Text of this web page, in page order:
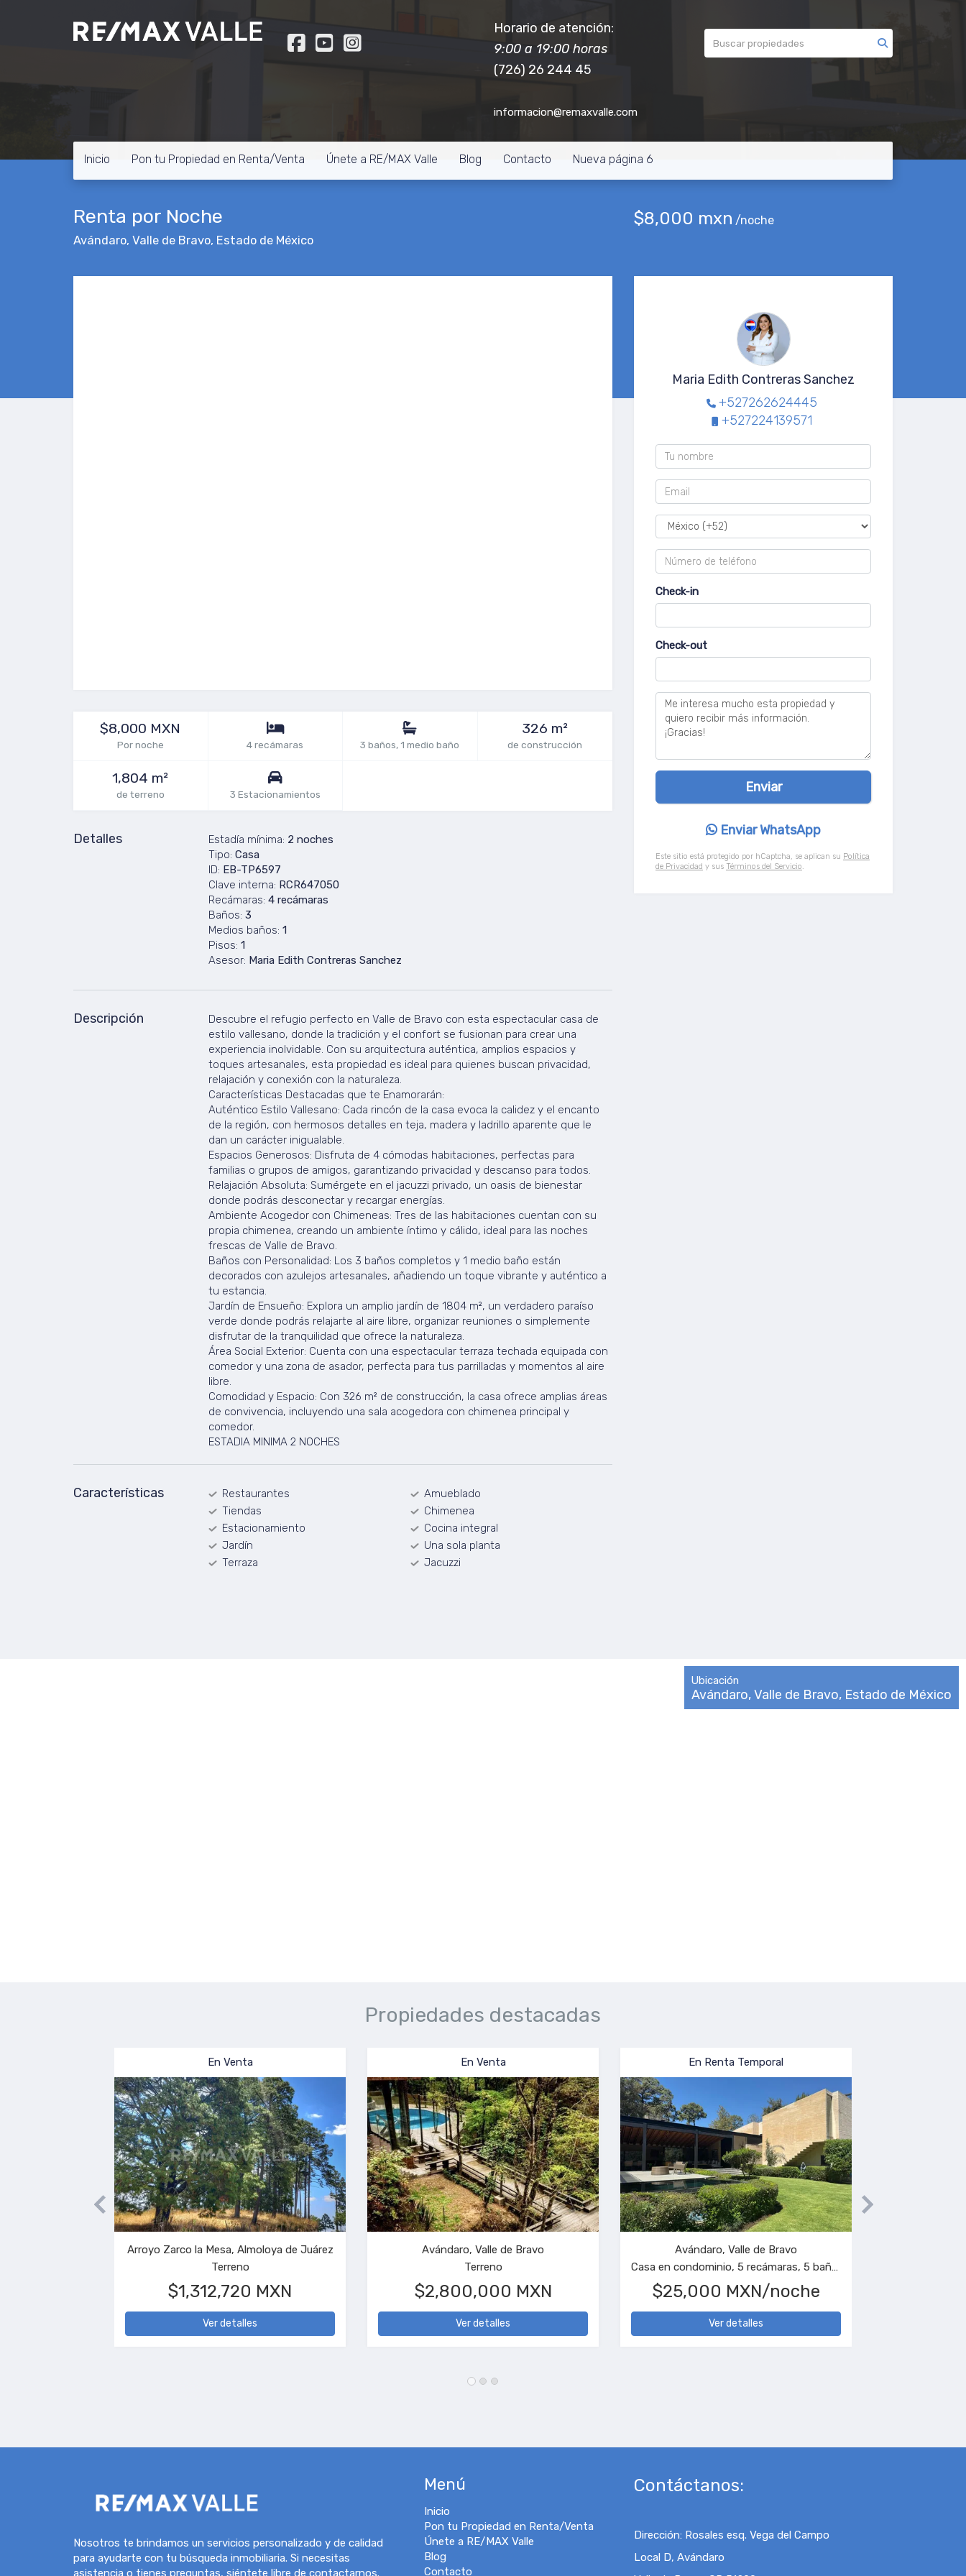
Horario de atención:
9:00 a 19:00 horas
(726) 26 244 45
informacion@remaxvalle.com
Inicio Pon tu Propiedad en Renta/Venta Únete a RE/MAX Valle Blog Contacto Nueva página 6
Renta por Noche
Avándaro, Valle de Bravo, Estado de México
$8,000 mxn /noche
$8,000 MXN
Por noche 4 recámaras 3 baños, 1 medio baño
326 m²
de construcción
1,804 m²
de terreno 3 Estacionamientos
Detalles Estadía mínima: 2 noches
Tipo: Casa
ID: EB-TP6597
Clave interna: RCR647050
Recámaras: 4 recámaras
Baños: 3
Medios baños: 1
Pisos: 1
Asesor: Maria Edith Contreras Sanchez
Descripción
Descubre el refugio perfecto en Valle de Bravo con esta espectacular casa de
estilo vallesano, donde la tradición y el confort se fusionan para crear una
experiencia inolvidable. Con su arquitectura auténtica, amplios espacios y
toques artesanales, esta propiedad es ideal para quienes buscan privacidad,
relajación y conexión con la naturaleza.
Características Destacadas que te Enamorarán:
Auténtico Estilo Vallesano: Cada rincón de la casa evoca la calidez y el encanto
de la región, con hermosos detalles en teja, madera y ladrillo aparente que le
dan un carácter inigualable.
Espacios Generosos: Disfruta de 4 cómodas habitaciones, perfectas para
familias o grupos de amigos, garantizando privacidad y descanso para todos.
Relajación Absoluta: Sumérgete en el jacuzzi privado, un oasis de bienestar
donde podrás desconectar y recargar energías.
Ambiente Acogedor con Chimeneas: Tres de las habitaciones cuentan con su
propia chimenea, creando un ambiente íntimo y cálido, ideal para las noches
frescas de Valle de Bravo.
Baños con Personalidad: Los 3 baños completos y 1 medio baño están
decorados con azulejos artesanales, añadiendo un toque vibrante y auténtico a
tu estancia.
Jardín de Ensueño: Explora un amplio jardín de 1804 m², un verdadero paraíso
verde donde podrás relajarte al aire libre, organizar reuniones o simplemente
disfrutar de la tranquilidad que ofrece la naturaleza.
Área Social Exterior: Cuenta con una espectacular terraza techada equipada con
comedor y una zona de asador, perfecta para tus parrilladas y momentos al aire
libre.
Comodidad y Espacio: Con 326 m² de construcción, la casa ofrece amplias áreas
de convivencia, incluyendo una sala acogedora con chimenea principal y
comedor.
ESTADIA MINIMA 2 NOCHES
Características
Restaurantes
Tiendas
Estacionamiento
Jardín
Terraza
Amueblado
Chimenea
Cocina integral
Una sola planta
Jacuzzi
Maria Edith Contreras Sanchez
+527262624445
+527224139571
Check-in
Check-out
Enviar WhatsApp
Este sitio está protegido por hCaptcha, se aplican su Política
de Privacidad y sus Términos del Servicio
Ubicación
Avándaro, Valle de Bravo, Estado de México
Propiedades destacadas
Avándaro, Valle de Bravo
Casa en condominio, 5 recámaras, 5 baños
/noche
Avándaro, Valle de Bravo
$8,000 MXN /noche
San Mateo Acatitlán, Valle de Bravo
Departamento, 1 recámara, 1 baño
$14,500 MXN
San Simón el Alto, Valle de Bravo
Terreno
$7,500,000 MXN
Nosotros te brindamos un servicios personalizado y de calidad
para ayudarte con tu búsqueda inmobiliaria. Si necesitas
asistencia o tienes preguntas, siéntete libre de contactarnos.
Menú
Inicio
Pon tu Propiedad en Renta/Venta
Únete a RE/MAX Valle
Blog
Contacto
Contáctanos:
Dirección: Rosales esq. Vega del Campo
Local D, Avándaro